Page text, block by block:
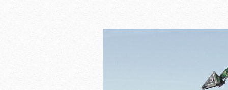
het bouwproces
van randkappen
gelijktijdig
via